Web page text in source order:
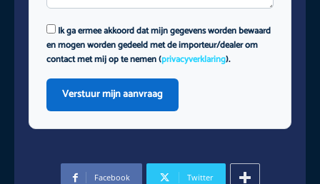
Ik ga ermee akkoord dat mijn gegevens worden bewaard
en mogen worden gedeeld met de importeur/dealer om
contact met mij op te nemen (privacyverklaring).
Verstuur mijn aanvraag
Facebook Twitter